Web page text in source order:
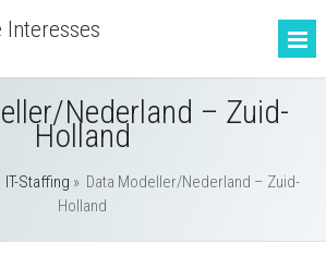
Nederland – Zuid-
Holland
IT-Staffing » Data Modeller/Nederland – Zuid-
Holland